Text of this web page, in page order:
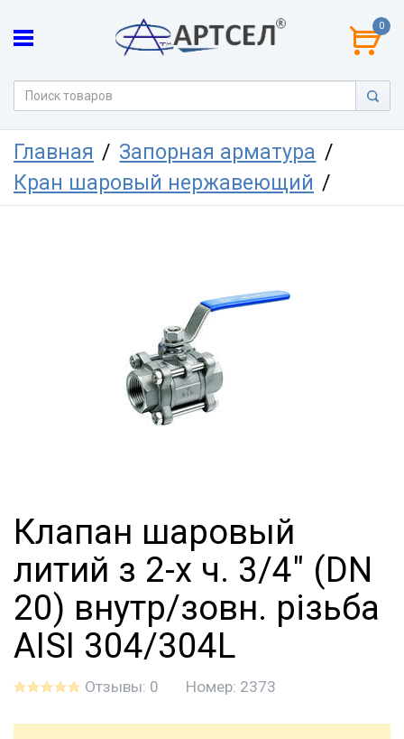
0
Главная
Запорная арматура
Кран шаровый нержавеющий
Клапан шаровый
литий з 2-х ч. 3/4" (DN
20) внутр/зовн. різьба
AISI 304/304L
Отзывы: 0 Номер: 2373